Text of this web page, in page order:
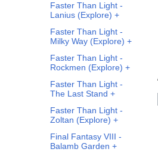
Faster Than Light -
Lanius (Explore) +
Faster Than Light -
Milky Way (Explore) +
Faster Than Light -
Rockmen (Explore) +
Faster Than Light -
The Last Stand +
Faster Than Light -
Zoltan (Explore) +
Final Fantasy VIII -
Balamb Garden +